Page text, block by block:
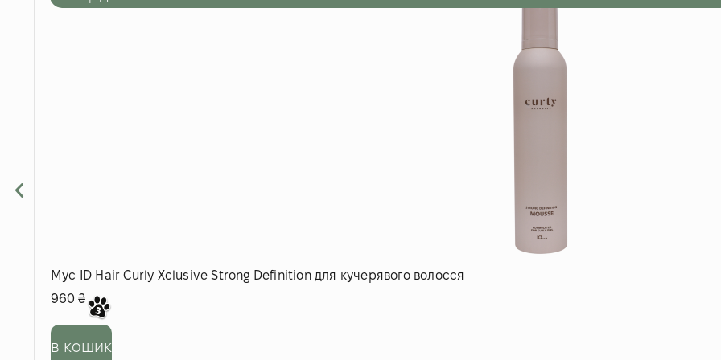
Мус ID Hair Curly Xclusive Strong Definition для кучерявого волосся
960 ₴
в кошик